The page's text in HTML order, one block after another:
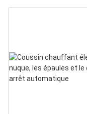
&Lumière proche